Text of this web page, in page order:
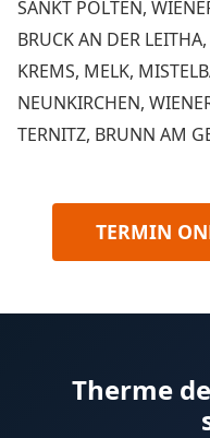
SANKT PÖLTEN,
BRUCK AN DER
KREMS, MELK,
NEUNKIRCHEN,
TERNITZ, BRUNN AM
TERMIN
Therme